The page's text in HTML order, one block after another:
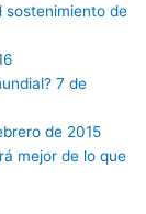
sostenimiento de
7 de
de 2015
mejor de lo que